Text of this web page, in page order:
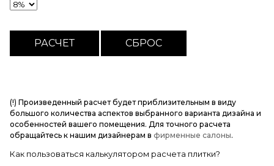
(!) Произведенный расчет будет приблизительным в виду
большого количества аспектов выбранного варианта дизайна и
особенностей вашего помещения. Для точного расчета
обращайтесь к нашим дизайнерам в фирменные салоны.
Как пользоваться калькулятором расчета плитки?